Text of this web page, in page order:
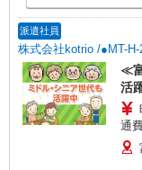
派遣社員
株式会社kotrio /●MT-H-
≪
活
通